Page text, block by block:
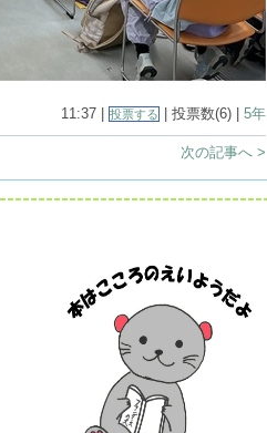
11:37 | 投票する | 投票数(6) | 5年
次の記事へ >